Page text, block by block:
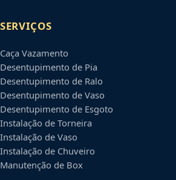
SERVIÇOS
Caça Vazamento
Desentupimento de Pia
Desentupimento de Ralo
Desentupimento de Vaso
Desentupimento de Esgoto
Instalação de Torneira
Instalação de Vaso
Instalação de Chuveiro
Manutenção de Box